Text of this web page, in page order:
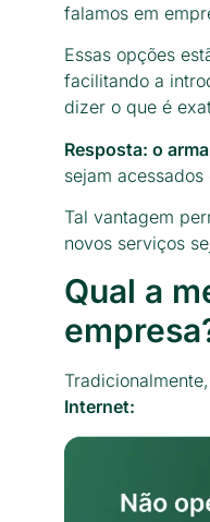
falamos em
Essas opções
facilitando a
dizer o que é
Resposta: o
sejam
Tal vantagem
novos serviços
Qual a
Internet: